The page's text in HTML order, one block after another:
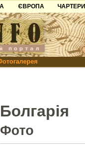
ЄВРОПА
Чорногорія
Хорватія
Болгарія
Албанія
ЧАРТЕРИ
Болгарія
Фото